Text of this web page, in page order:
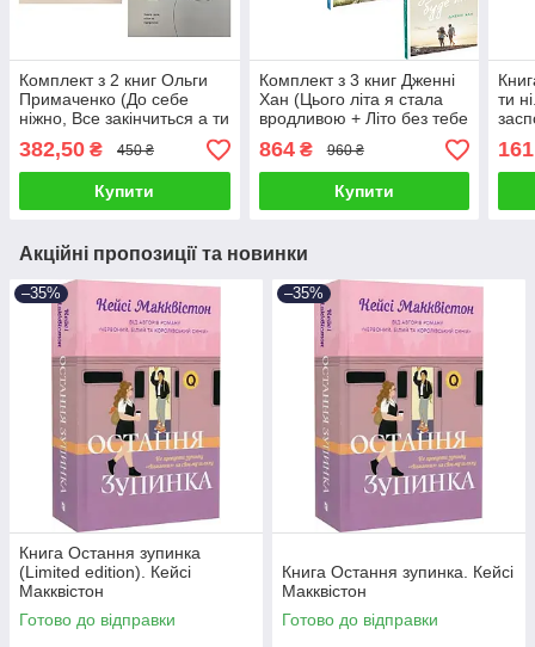
Комплект з 2 книг Ольги
Примаченко (До себе
ніжно, Все закінчиться а ти
ні)
382,50 ₴ 450 ₴
Купити
Комплект з 3 книг Дженні
Хан (Цього літа я стала
вродливою + Літо без тебе
— не літо + У нас завжди
буде літо)
864₴ 960 ₴
Купити
ти
Акційні пропозиції та новинки
–35%
Книга Остання зупинка
(Limited edition). Кейсі
Макквістон
Готово до відправки
–35%
Книга Остання зупинка. Кейсі
Макквістон
Готово до відправки